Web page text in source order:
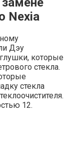
Nexia
Дэу
которые
стекла.
стекла
12.